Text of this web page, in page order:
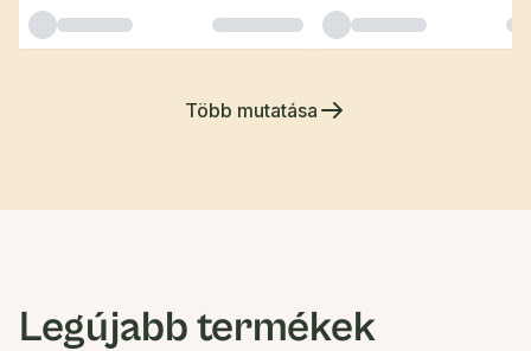
Több mutatása
Legújabb termékek